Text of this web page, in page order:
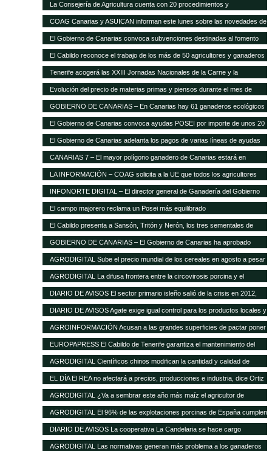
La Consejería de Agricultura cuenta con 20 procedimientos y
servicios»on-line»
COAG Canarias y ASUICAN informan este lunes sobre las novedades de
la Ley de la Cadena Alimentaria
El Gobierno de Canarias convoca subvenciones destinadas al fomento
de razas ganaderas autóctonas
El Cabildo reconoce el trabajo de los más de 50 agricultores y ganaderos
Tenerife acogerá las XXIII Jornadas Nacionales de la Carne y la
Seguridad Alimentaria de AVESA
Evolución del precio de materias primas y piensos durante el mes de
enero
GOBIERNO DE CANARIAS – En Canarias hay 61 ganaderos ecológicos
El Gobierno de Canarias convoca ayudas POSEI por importe de unos 20
millones de euros
El Gobierno de Canarias adelanta los pagos de varias líneas de ayudas
del POSEI ganadero
CANARIAS 7 – El mayor polígono ganadero de Canarias estará en
Corralillos
LA INFORMACIÓN – COAG solicita a la UE que todos los agricultores
tengan el mismo porcentaje de financiación en el POSEI
INFONORTE DIGITAL – El director general de Ganadería del Gobierno
de Canarias visita La Aldea
El campo majorero reclama un Posei más equilibrado
El Cabildo presenta a Sansón, Tritón y Nerón, los tres sementales de
cochino negro
GOBIERNO DE CANARIAS – El Gobierno de Canarias ha aprobado
medidas que suponen 20 millones extra en ayudas a la agricultura y
ganadería
AGRODIGITAL Sube el precio mundial de los cereales en agosto a pesar
de las buenas perspectivas de producción
AGRODIGITAL La difusa frontera entre la circovirosis porcina y el
complejo respiratorio porcino
DIARIO DE AVISOS El sector primario isleño salió de la crisis en 2012,
cuando creció el 8%
DIARIO DE AVISOS Agate exige igual control para los productos locales y
los de fuera
AGROINFORMACIÓN Acusan a las grandes superficies de pactar poner
el pollo un 20% más barato como reclamo
EUROPAPRESS El Cabildo de Tenerife garantiza el mantenimiento del
Matadero y prevé una inversión de 500.000 euros en tres años
AGRODIGITAL Científicos chinos modifican la cantidad y calidad de
almidón del maíz
EL DÍA El REA no afectará a precios, producciones e industria, dice Ortiz
AGRODIGITAL ¿Va a sembrar este año más maíz el agricultor de
EEUU?
AGRODIGITAL El 96% de las explotaciones porcinas de España cumplen
la normativa de bienestar
DIARIO DE AVISOS La cooperativa La Candelaria se hace cargo
provisionalmente de Teisol
AGRODIGITAL Las normativas generan más problema a los ganaderos